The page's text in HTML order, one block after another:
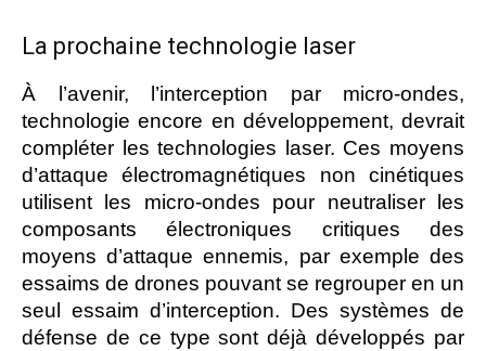
La prochaine technologie laser
À l’avenir, l’interception par micro-ondes,
technologie encore en développement, devrait
compléter les technologies laser. Ces moyens
d’attaque électromagnétiques non cinétiques
utilisent les micro-ondes pour neutraliser les
composants électroniques critiques des
moyens d’attaque ennemis, par exemple des
essaims de drones pouvant se regrouper en un
seul essaim d’interception. Des systèmes de
défense de ce type sont déjà développés par